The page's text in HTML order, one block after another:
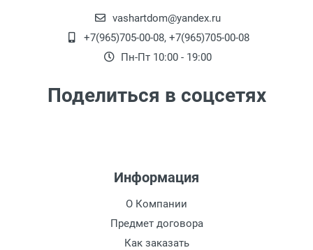
vashartdom@yandex.ru
+7(965)705-00-08, +7(965)705-00-08
Пн-Пт 10:00 - 19:00
Поделиться в соцсетях
Информация
О Компании
Предмет договора
Как заказать